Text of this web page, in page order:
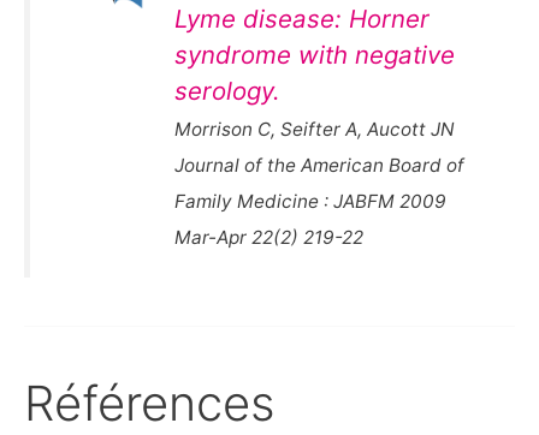
Lyme disease: Horner
syndrome with negative
serology.
Morrison C, Seifter A, Aucott JN
Journal of the American Board of
Family Medicine : JABFM 2009
Mar-Apr 22(2) 219-22
Références